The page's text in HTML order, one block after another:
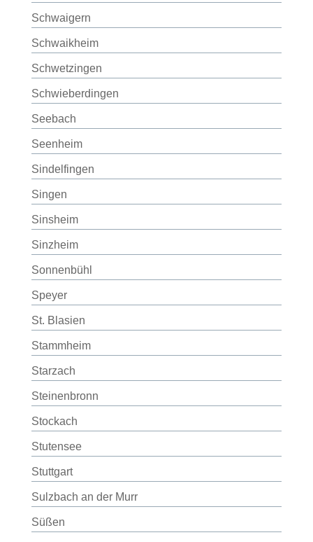
Schwaigern
Schwaikheim
Schwetzingen
Schwieberdingen
Seebach
Seenheim
Sindelfingen
Singen
Sinsheim
Sinzheim
Sonnenbühl
Speyer
St. Blasien
Stammheim
Starzach
Steinenbronn
Stockach
Stutensee
Stuttgart
Sulzbach an der Murr
Süßen